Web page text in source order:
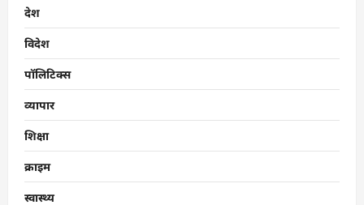
देश
विदेश
पॉलिटिक्स
व्यापार
शिक्षा
क्राइम
स्वास्थ्य